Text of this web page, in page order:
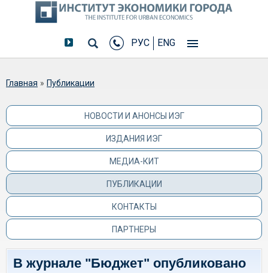
РУС ENG
Вы здесь
Главная » Публикации
НОВОСТИ И АНОНСЫ ИЭГ
ИЗДАНИЯ ИЭГ
МЕДИА-КИТ
ПУБЛИКАЦИИ
КОНТАКТЫ
ПАРТНЕРЫ
В журнале "Бюджет" опубликовано